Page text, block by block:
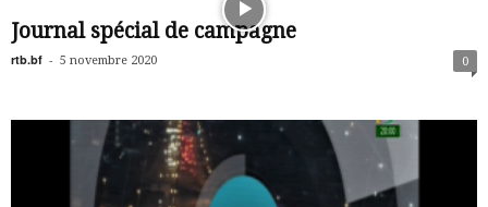
Journal spécial de campagne
rtb.bf - 5 novembre 2020 0